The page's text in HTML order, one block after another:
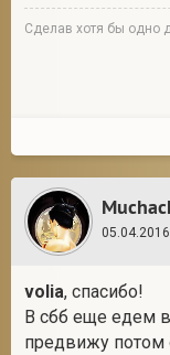
Сделав хотя бы одно
volia, спасибо!
В сбб еще едем
предвижу потом